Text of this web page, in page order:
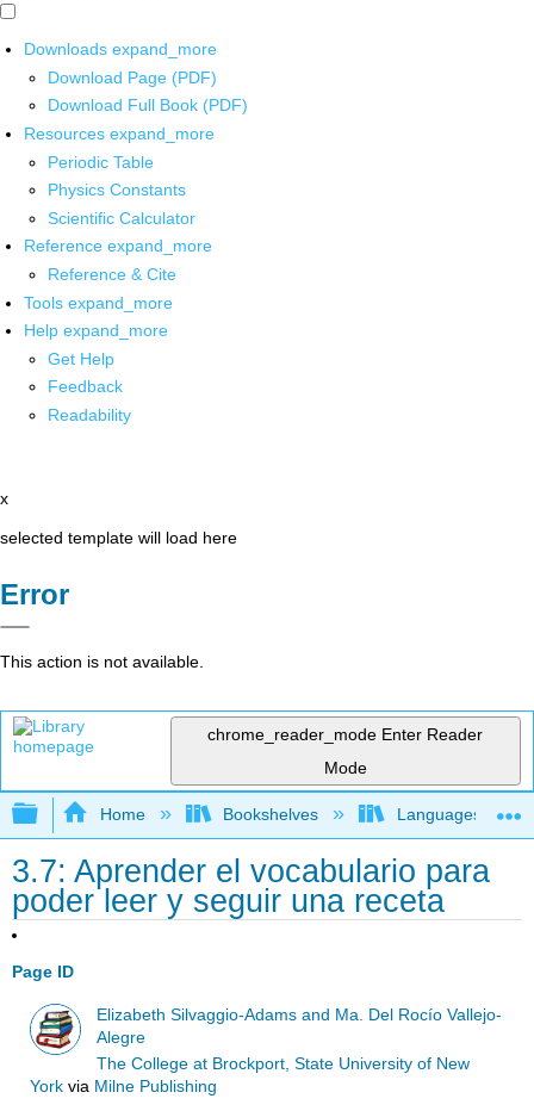
Downloads expand_more
Download Page (PDF)
Download Full Book (PDF)
Resources expand_more
Periodic Table
Physics Constants
Scientific Calculator
Reference expand_more
Reference & Cite
Tools expand_more
Help expand_more
Get Help
Feedback
Readability
x
selected template will load here
Error
This action is not available.
chrome_reader_mode Enter Reader
Mode
Expand/collapse global hierarchy
Home Bookshelves Languages
3.7: Aprender el vocabulario para
poder leer y seguir una receta
Page ID
Elizabeth Silvaggio-Adams and Ma. Del Rocío Vallejo-
Alegre
The College at Brockport, State University of New
Yorkvia Milne Publishing